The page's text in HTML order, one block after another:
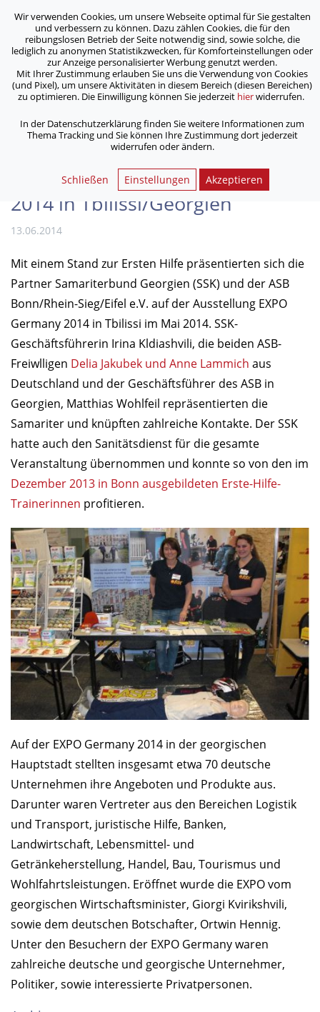
ASB Bonn/Rhein-Sieg/Eifel e.V.
bewegt Menschen
Home / Archiv /
ASB und SSK präsentierten sich auf Ausstellung EXPO
auf Ausstellung EXPO Germany
2014 in Tbilissi/Georgien
13.06.2014
Mit einem Stand zur Ersten Hilfe präsentierten sich die
Partner Samariterbund Georgien (SSK) und der ASB
Bonn/Rhein-Sieg/Eifel e.V. auf der Ausstellung EXPO
Germany 2014 in Tbilissi im Mai 2014. SSK-
Geschäftsführerin Irina Kldiashvili, die beiden ASB-
Freiwlligen Delia Jakubek und Anne Lammich aus
Deutschland und der Geschäftsführer des ASB in
Georgien, Matthias Wohlfeil repräsentierten die
Samariter und knüpften zahlreiche Kontakte. Der SSK
hatte auch den Sanitätsdienst für die gesamte
Veranstaltung übernommen und konnte so von den im
Dezember 2013 in Bonn ausgebildeten Erste-Hilfe-
Trainerinnen profitieren.
Auf der EXPO Germany 2014 in der georgischen
Hauptstadt stellten insgesamt etwa 70 deutsche
Unternehmen ihre Angeboten und Produkte aus.
Darunter waren Vertreter aus den Bereichen Logistik
und Transport, juristische Hilfe, Banken,
Landwirtschaft, Lebensmittel- und
Getränkeherstellung, Handel, Bau, Tourismus und
Wohlfahrtsleistungen. Eröffnet wurde die EXPO vom
georgischen Wirtschaftsminister, Giorgi Kvirikshvili,
sowie dem deutschen Botschafter, Ortwin Hennig.
Unter den Besuchern der EXPO Germany waren
zahlreiche deutsche und georgische Unternehmer,
Politiker, sowie interessierte Privatpersonen.
Wir verwenden Cookies, um unsere Webseite optimal für Sie gestalten
und verbessern zu können. Dazu zählen Cookies, die für den
reibungslosen Betrieb der Seite notwendig sind, sowie solche, die
lediglich zu anonymen Statistikzwecken, für Komforteinstellungen oder
zur Anzeige personalisierter Werbung genutzt werden.
Mit Ihrer Zustimmung erlauben Sie uns die Verwendung von Cookies
(und Pixel), um unsere Aktivitäten in diesem Bereich (diesen Bereichen)
zu optimieren. Die Einwilligung können Sie jederzeit hierwiderrufen.
In der Datenschutzerklärung finden Sie weitere Informationen zum
Thema Tracking und Sie können Ihre Zustimmung dort jederzeit
widerrufen oder ändern.
Schließen Einstellungen Akzeptieren